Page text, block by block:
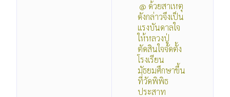
@ ด้วยสาเหตุ
ดังกล่าวจึงเป็น
แรงบันดาลใจ
ให้หลวงปู่
ตัดสินใจจัดตั้ง
โรงเรียน
มัธยมศึกษาขึ้น
ที่วัดพิพิธ
ประสาท